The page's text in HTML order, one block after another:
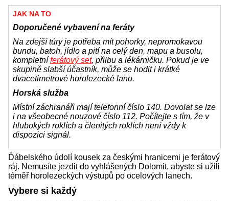
JAK NA TO
Doporučené vybavení na feráty
Na zdejší túry je potřeba mít pohorky, nepromokavou
bundu, batoh, jídlo a pití na celý den, mapu a busolu,
kompletníferátový set, přilbu a lékárničku. Pokud je ve
skupině slabší účastník, může se hodit i krátké
dvacetimetrové horolezecké lano.
Horská služba
Místní záchranáři mají telefonní číslo 140. Dovolat se lze
i na všeobecné nouzové číslo 112. Počítejte s tím, že v
hlubokých roklích a členitých roklích není vždy k
dispozici signál.
Ďábelského údolí kousek za českými hranicemi je ferátový
ráj. Nemusíte jezdit do vyhlášených Dolomit, abyste si užili
téměř horolezeckých výstupů po ocelových lanech.
Vybere si každý